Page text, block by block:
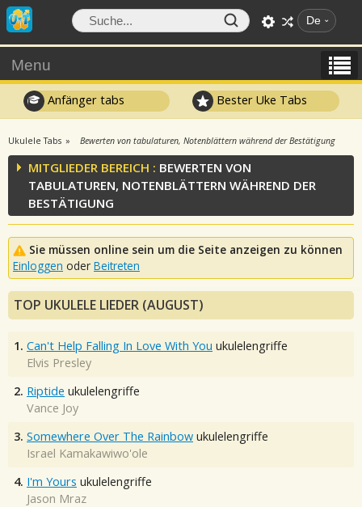
De
Menu
Anfänger tabs Bester Uke Tabs
Ukulele Tabs Bewerten von tabulaturen, Notenblättern während der Bestätigung
MITGLIEDER BEREICH : BEWERTEN VON
TABULATUREN, NOTENBLÄTTERN WÄHREND DER
BESTÄTIGUNG
Sie müssen online sein um die Seite anzeigen zu können
Einloggen oder Beitreten
TOP UKULELE LIEDER (AUGUST)
1. Can't Help Falling In Love With You ukulelengriffe
Elvis Presley
2. Riptide ukulelengriffe
Vance Joy
3. Somewhere Over The Rainbow ukulelengriffe
Israel Kamakawiwo'ole
4. I'm Yours ukulelengriffe
Jason Mraz